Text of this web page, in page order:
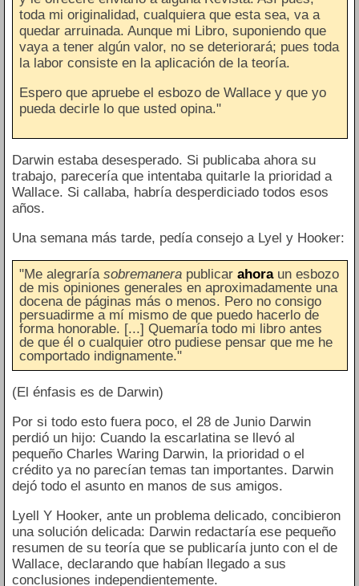
toda mi originalidad, cualquiera que esta sea, va a
quedar arruinada. Aunque mi Libro, suponiendo que
vaya a tener algún valor, no se deteriorará; pues toda
la labor consiste en la aplicación de la teoría.
Espero que apruebe el esbozo de Wallace y que yo
pueda decirle lo que usted opina."
Darwin estaba desesperado. Si publicaba ahora su
trabajo, parecería que intentaba quitarle la prioridad a
Wallace. Si callaba, habría desperdiciado todos esos
años.
Una semana más tarde, pedía consejo a Lyel y Hooker:
"Me alegraría sobremanera publicar ahoraun esbozo
de mis opiniones generales en aproximadamente una
docena de páginas más o menos. Pero no consigo
persuadirme a mí mismo de que puedo hacerlo de
forma honorable. [...] Quemaría todo mi libro antes
de que él o cualquier otro pudiese pensar que me he
comportado indignamente."
(El énfasis es de Darwin)
Por si todo esto fuera poco, el 28 de Junio Darwin
perdió un hijo: Cuando la escarlatina se llevó al
pequeño Charles Waring Darwin, la prioridad o el
crédito ya no parecían temas tan importantes. Darwin
dejó todo el asunto en manos de sus amigos.
Lyell Y Hooker, ante un problema delicado, concibieron
una solución delicada: Darwin redactaría ese pequeño
resumen de su teoría que se publicaría junto con el de
Wallace, declarando que habían llegado a sus
conclusiones independientemente.